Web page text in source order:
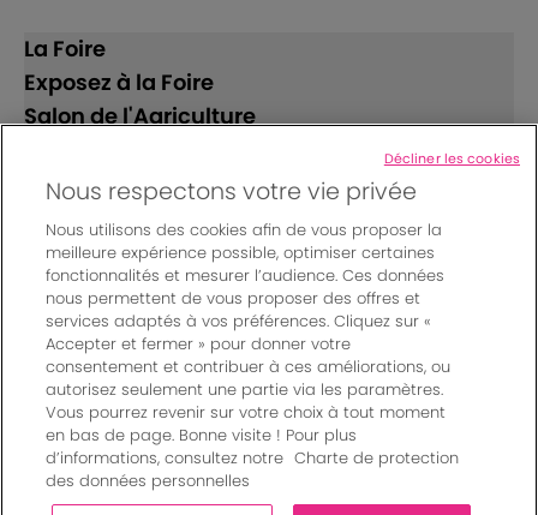
La Foire
Exposez à la Foire
Salon de l'Agriculture
Suivez-nous
© Bordeaux Events And More | Rue Jean Samazeuilh - CS
20088 - 33070 Bordeaux cedex - France
Mentions légales|
Règlement général des manifestations
Un événement organisé par Bordeaux Events And More
Charte de protection des données personnelles
Nous respectons votre vie privée
Nous utilisons des cookies afin de vous proposer la
meilleure expérience possible, optimiser certaines
fonctionnalités et mesurer l’audience. Ces données
nous permettent de vous proposer des offres et
services adaptés à vos préférences. Cliquez sur «
Accepter et fermer » pour donner votre
consentement et contribuer à ces améliorations, ou
autorisez seulement une partie via les paramètres.
Vous pourrez revenir sur votre choix à tout moment
en bas de page. Bonne visite ! Pour plus
d’informations, consultez notre Charte de protection
des données personnelles
Décliner les cookies